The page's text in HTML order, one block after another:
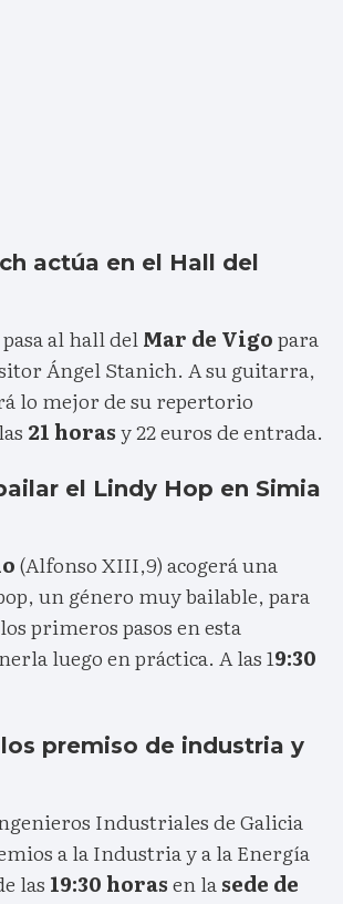
actúa en el Hall del
al hall delMar de Vigopara
Ángel Stanich. A su guitarra,
lo mejor de su repertorio
21 horasy 22 euros de entrada.
el Lindy Hop en Simia
(Alfonso XIII,9) acogerá una
un género muy bailable, para
primeros pasos en esta
luego en práctica. A las 19:30
premiso de industria y
Industriales de Galicia
a la Industria y a la Energía
las 19:30 horasen lasede de